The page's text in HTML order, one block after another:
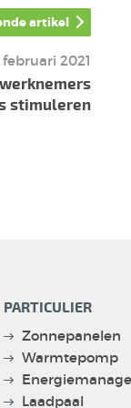
artikel
februari 2021
stimuleren
PARTICULIER
Zonnepanelen
Warmtepomp
Laadpaal